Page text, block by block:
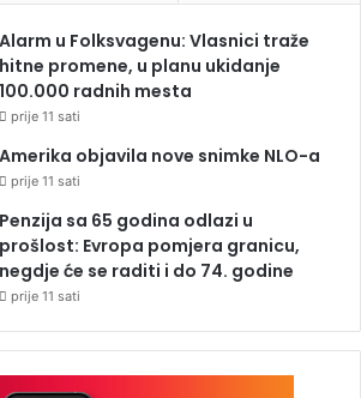
Alarm u Folksvagenu: Vlasnici traže
hitne promene, u planu ukidanje
100.000 radnih mesta
prije 11 sati
Amerika objavila nove snimke NLO-a
prije 11 sati
Penzija sa 65 godina odlazi u
prošlost: Evropa pomjera granicu,
negdje će se raditi i do 74. godine
prije 11 sati